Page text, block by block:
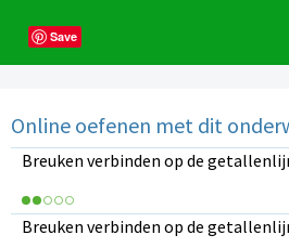
Save
Online oefenen met dit
Breuken verbinden op de
Breuken verbinden op de